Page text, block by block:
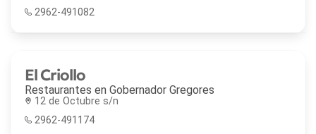
2962-491082
El Criollo
Restaurantes en Gobernador Gregores
12 de Octubre s/n
2962-491174